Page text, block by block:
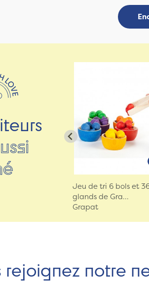
Jeu de tri 6 bols et
glands de Gra...
Grapat
rejoignez notre